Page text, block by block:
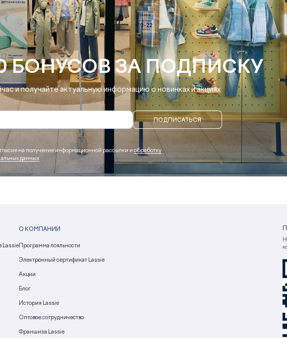
БОНУСОВ ЗА ПОДПИСКУ
и получайте актуальную информацию о новинках и акциях
ПОДПИСАТЬСЯ
на получение информационной рассылки и обработку
данных
Lassie
О КОМПАНИИ
Программа лояльности
Электронный сертификат Lassie
Акции
Блог
История Lassie
Оптовое сотрудничество
Франшиза Lassie